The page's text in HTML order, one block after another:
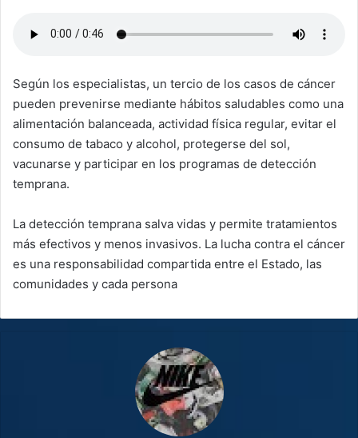
Según los especialistas, un tercio de los casos de cáncer
pueden prevenirse mediante hábitos saludables como una
alimentación balanceada, actividad física regular, evitar el
consumo de tabaco y alcohol, protegerse del sol,
vacunarse y participar en los programas de detección
temprana.
La detección temprana salva vidas y permite tratamientos
más efectivos y menos invasivos. La lucha contra el cáncer
es una responsabilidad compartida entre el Estado, las
comunidades y cada persona